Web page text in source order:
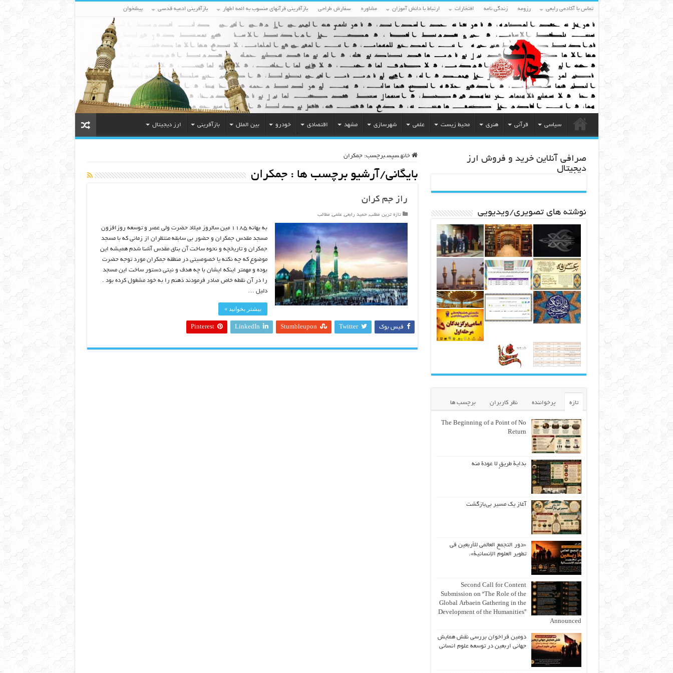
تماس با آکادمی رابعی رزومه زندگی نامه افتخارات ارتباط با دانش آموزان مشاوره سفارش طراحی بازآفرینی قرآنهای منسوب به ائمه اطهار بازآفرینی ادعیه قدسی پیشخوان
سیاسی قرآنی هنری محیط زیست علمی شهرسازی مشهد اقتصادی خودرو بین الملل بازآفرینی ارز دیجیتال
خانه سپس برچسب:جمکران
بایگانی/آرشیو برچسب ها :جمکران
راز جم کران
تازه ترین مطلب,حمید رابعی,علمی, مطالب
به بهانه ۱۱۸۵ مین سالروز میلاد حضرت ولی عصر و توسعه روزافزون
مسجد مقدس جمکران و حضور بی سابقه منتظران از زمانی که با مسجد
جمکران و تاریخچه و نحوه ساخت آن بنای مقدس آشنا شدم همیشه این
موضوع که چه نکته یا خصوصیتی در منطقه جمکران مورد توجه حضرت
بوده و مهمتر اینکه ایشان با چه هدف و نیتی دستور ساخت این مسجد
را در آن نقطه خاص صادر فرمودند ذهنم را به خود مشغول کرده بود .
دلیل …
بیشتر بخوانید »
فیس بوک Twitter
Stumbleupon
LinkedIn
Pinterest
صرافی آنلاین خرید و فروش ارز
دیجیتال
نوشته های تصویری/ویدیویی
تازه پرخواننده نظر کاربران برچسب ها
The Beginning of a Point of No
Return
بداية طريقٍ لا عودة منه
آغاز یک مسیر بی‌بازگشت
«دور التجمع العالمي للأربعين في
تطوير العلوم الإنسانية».
Second Call for Content
Submission on “The Role of the
Global Arbaein Gathering in the
Development of the Humanities”
Announced
دومین فراخوان بررسی نقش همایش
جهانی اربعین در توسعه علوم انسانی